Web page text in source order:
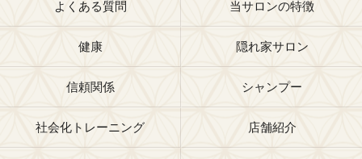
よくある質問 当サロンの特徴
健康 隠れ家サロン
信頼関係 シャンプー
社会化トレーニング 店舗紹介